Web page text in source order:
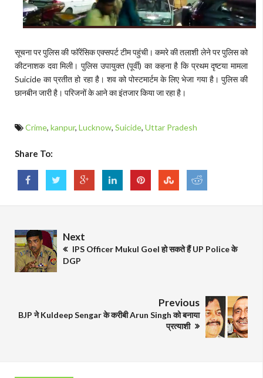
सूचना पर पुलिस की फॉरेंसिक एक्सपर्ट टीम पहुंची। कमरे की तलाशी लेने पर पुलिस को
कीटनाशक दवा मिली। पुलिस उपायुक्त (पूर्वी) का कहना है कि प्रथम दृष्टया मामला
Suicide का प्रतीत हो रहा है। शव को पोस्टमार्टम के लिए भेजा गया है। पुलिस की
छानबीन जारी है। परिजनों के आने का इंतजार किया जा रहा है।
Crime, kanpur, Lucknow, Suicide, Uttar Pradesh
Share To:
Next
IPS Officer Mukul Goel हो सकते हैं UP Police के
DGP
Previous
BJP ने Kuldeep Sengar के करीबी Arun Singh को बनाया
प्रत्याशी